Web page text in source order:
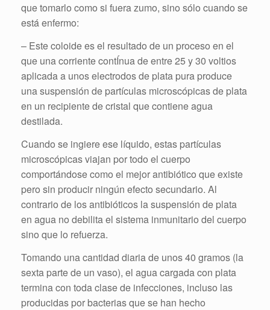
que tomarlo como si fuera zumo, sino sólo cuando se
está enfermo:
– Este coloide es el resultado de un proceso en el
que una corriente contÍnua de entre 25 y 30 voltios
aplicada a unos electrodos de plata pura produce
una suspensión de partículas microscópicas de plata
en un recipiente de cristal que contiene agua
destilada.
Cuando se ingiere ese líquido, estas partículas
microscópicas viajan por todo el cuerpo
comportándose como el mejor antibiótico que existe
pero sin producir ningún efecto secundario. Al
contrario de los antibióticos la suspensión de plata
en agua no debilita el sistema inmunitario del cuerpo
sino que lo refuerza.
Tomando una cantidad diaria de unos 40 gramos (la
sexta parte de un vaso), el agua cargada con plata
termina con toda clase de infecciones, incluso las
producidas por bacterias que se han hecho